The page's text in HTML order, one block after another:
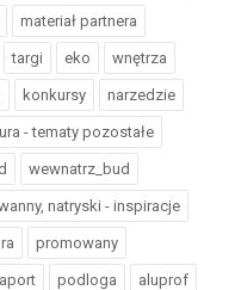
materiał partnera
targi eko wnętrza
konkursy narzedzie
- tematy pozostałe
wewnatrz_bud
natryski - inspiracje
promowany
podloga aluprof